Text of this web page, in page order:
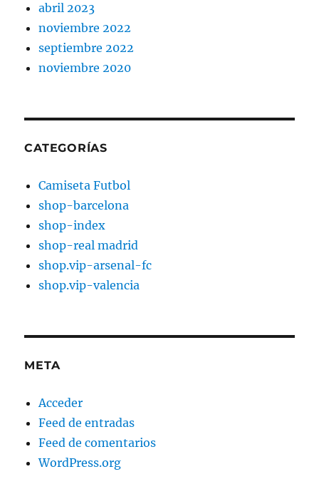
abril 2023
noviembre 2022
septiembre 2022
noviembre 2020
CATEGORÍAS
Camiseta Futbol
shop-barcelona
shop-index
shop-real madrid
shop.vip-arsenal-fc
shop.vip-valencia
META
Acceder
Feed de entradas
Feed de comentarios
WordPress.org